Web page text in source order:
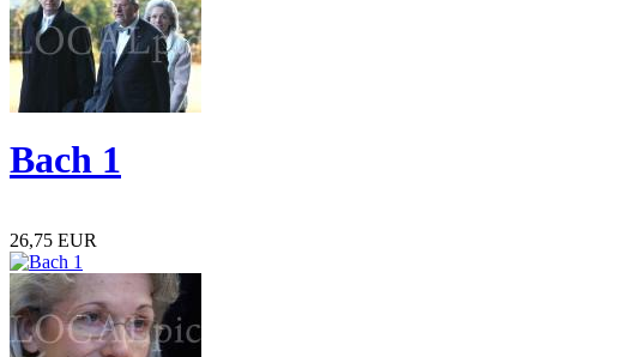
Bach 1
26,75 EUR